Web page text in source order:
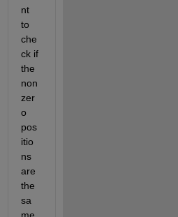
nt
to
che
ck if
the
non
zer
o
pos
itio
ns
are
the
sa
me